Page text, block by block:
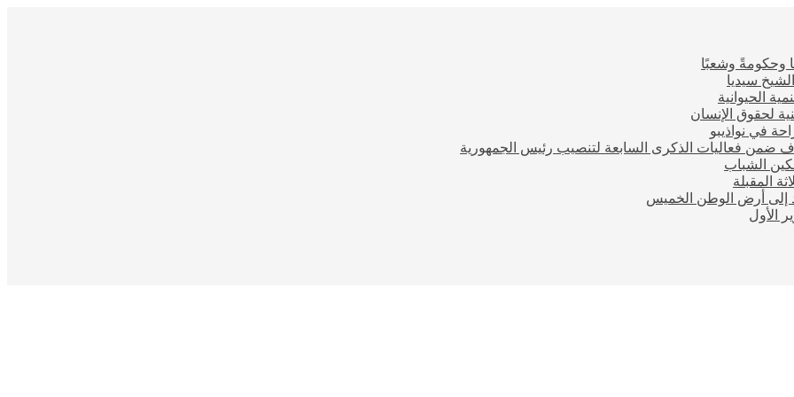
وحكومةً وشعبًا
سيديا
الحيوانية
لحقوق الإنسان
في نواذيبو
ضمن فعاليات الذكرى السابعة لتنصيب رئيس الجمهورية
الشباب
المقبلة
إلى أرض الوطن الخميس
الأول